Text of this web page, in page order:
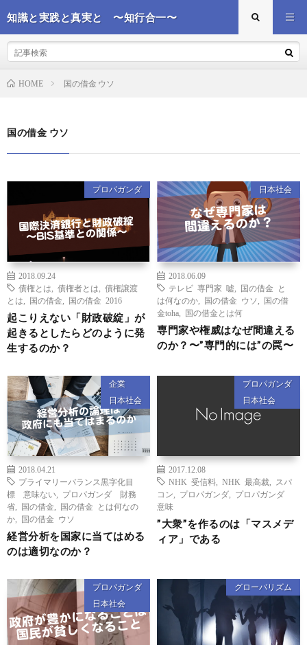
知識と実践と真実と 〜知行合一〜
HOME 国の借金 ウソ
国の借金 ウソ
プロパガンダ
2018.09.24
債権とは
債権者とは
債権譲渡
とは
国の借金 国の借金 2016
起こりえない「財政破綻」が
起きるとしたらどのように発
生するのか？
日本社会
2018.06.09
テレビ 専門家 嘘
国の借金 と
は何なのか
国の借金 ウソ
国の借
金toha
国の借金とは何
専門家や権威はなぜ間違える
のか？〜”専門的には”の罠〜
企業
日本社会
2018.04.21
プライマリーバランス黒字化目
標 意味ない
プロパガンダ 財務
省
国の借金
国の借金 とは何なの
か
国の借金 ウソ
経営分析を国家に当てはめる
のは適切なのか？
プロパガンダ
日本社会
2017.12.08
NHK 受信料
NHK 最高裁
スパ
コン
プロパガンダ
プロパガンダ
意味
”大衆”を作るのは「マスメデ
ィア」である
プロパガンダ
日本社会
グローバリズム